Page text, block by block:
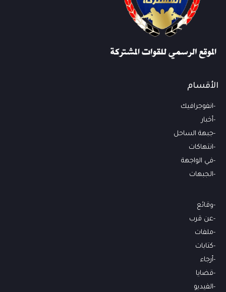
الأقسام
انفوجرافيك
أخبار
جبهة الساحل
انتهاكات
في الواجهة
الجبهات
وقائع
عن قرب
ملفات
كتابات
أرجاء
قضايا
الفيديو